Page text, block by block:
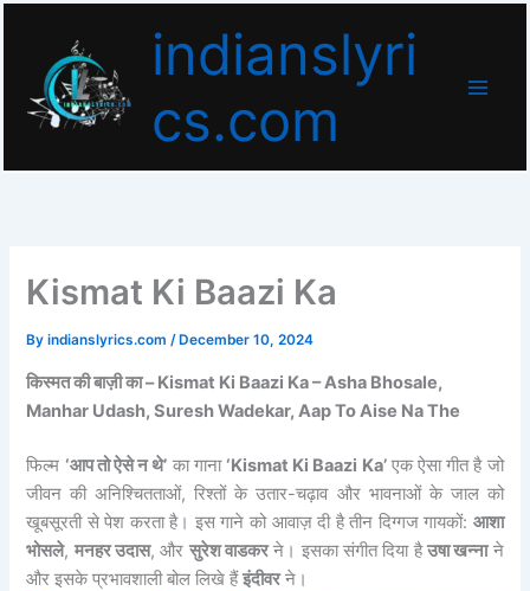
content
indianslyri
cs.com
Kismat Ki Baazi Ka
Byindianslyrics.com/ December 10, 2024
किस्मत की बाज़ी का –Kismat Ki Baazi Ka – Asha Bhosale,
Manhar Udash, Suresh Wadekar, Aap To Aise Na The
फिल्म ‘आप तो ऐसे न थे’ का गाना ‘Kismat Ki Baazi Ka’एक ऐसा गीत है जो
जीवन की अनिश्चितताओं, रिश्तों के उतार-चढ़ाव और भावनाओं के जाल को
खूबसूरती से पेश करता है। इस गाने को आवाज़ दी है तीन दिग्गज गायकों: आशा
भोसले, मनहर उदास, और सुरेश वाडकरने। इसका संगीत दिया हैउषा खन्नाने
और इसके प्रभावशाली बोल लिखे हैंइंदीवरने।